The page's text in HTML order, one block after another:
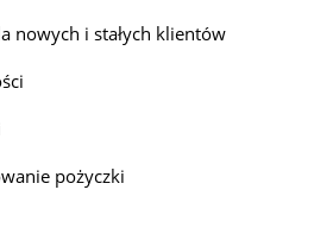
nowych i stałych klientów
pożyczki